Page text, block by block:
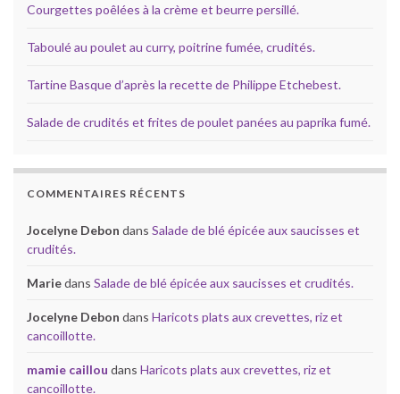
Courgettes poêlées à la crème et beurre persillé.
Taboulé au poulet au curry, poitrine fumée, crudités.
Tartine Basque d’après la recette de Philippe Etchebest.
Salade de crudités et frites de poulet panées au paprika fumé.
COMMENTAIRES RÉCENTS
Jocelyne Debon dans Salade de blé épicée aux saucisses et
crudités.
Mariedans Salade de blé épicée aux saucisses et crudités.
Jocelyne Debon dans Haricots plats aux crevettes, riz et
cancoillotte.
mamie caillou dans Haricots plats aux crevettes, riz et
cancoillotte.